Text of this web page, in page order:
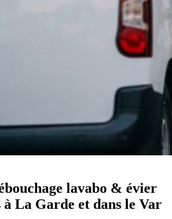
lavabo & évier
à La Garde et dans le Var